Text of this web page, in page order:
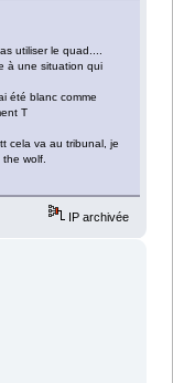
utiliser le quad....
à une situation qui
été blanc comme
T
cela va au tribunal, je
the wolf.
IP archivée